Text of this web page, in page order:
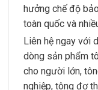
hưởng chế độ
toàn quốc và
Liên hệ ngay với
dòng sản phẩm
cho người lớn,
nghiệp, tông đơ